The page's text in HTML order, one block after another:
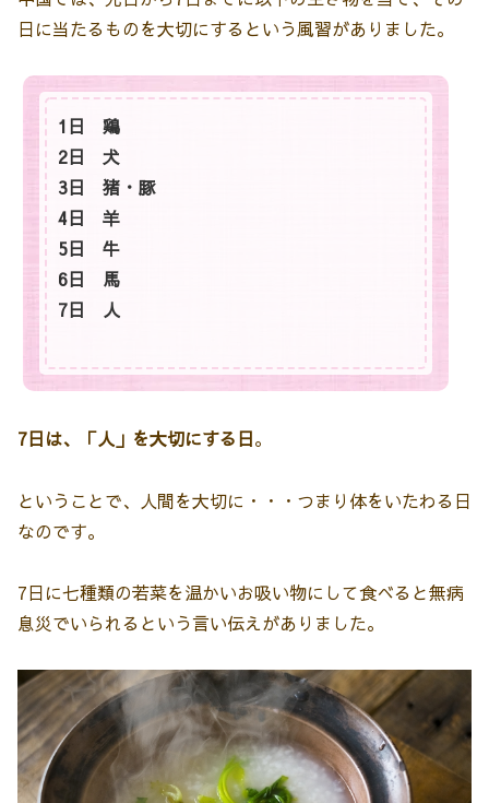
日に当たるものを大切にするという風習がありました。
1日 鶏
2日 犬
3日 猪・豚
4日 羊
5日 牛
6日 馬
7日 人
7日は、「人」を大切にする日。
ということで、人間を大切に・・・つまり体をいたわる日
なのです。
7日に七種類の若菜を温かいお吸い物にして食べると無病
息災でいられるという言い伝えがありました。